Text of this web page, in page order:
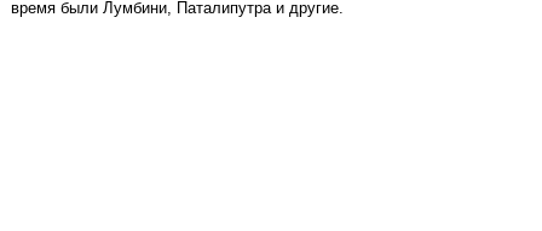
время были Лумбини, Паталипутра и другие.